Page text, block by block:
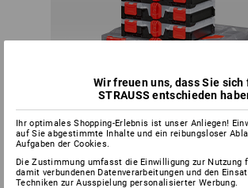
Wir freuen uns, dass Sie sich
STRAUSS entschieden
Ihr optimales Shopping-Erlebnis ist unser Anliegen!
auf Sie abgestimmte Inhalte und ein reibungsloser
Aufgaben der Cookies.
Die Zustimmung umfasst die Einwilligung zur Nutzung
damit verbundenen Datenverarbeitungen und den
Techniken zur Ausspielung personalisierter Werbung.